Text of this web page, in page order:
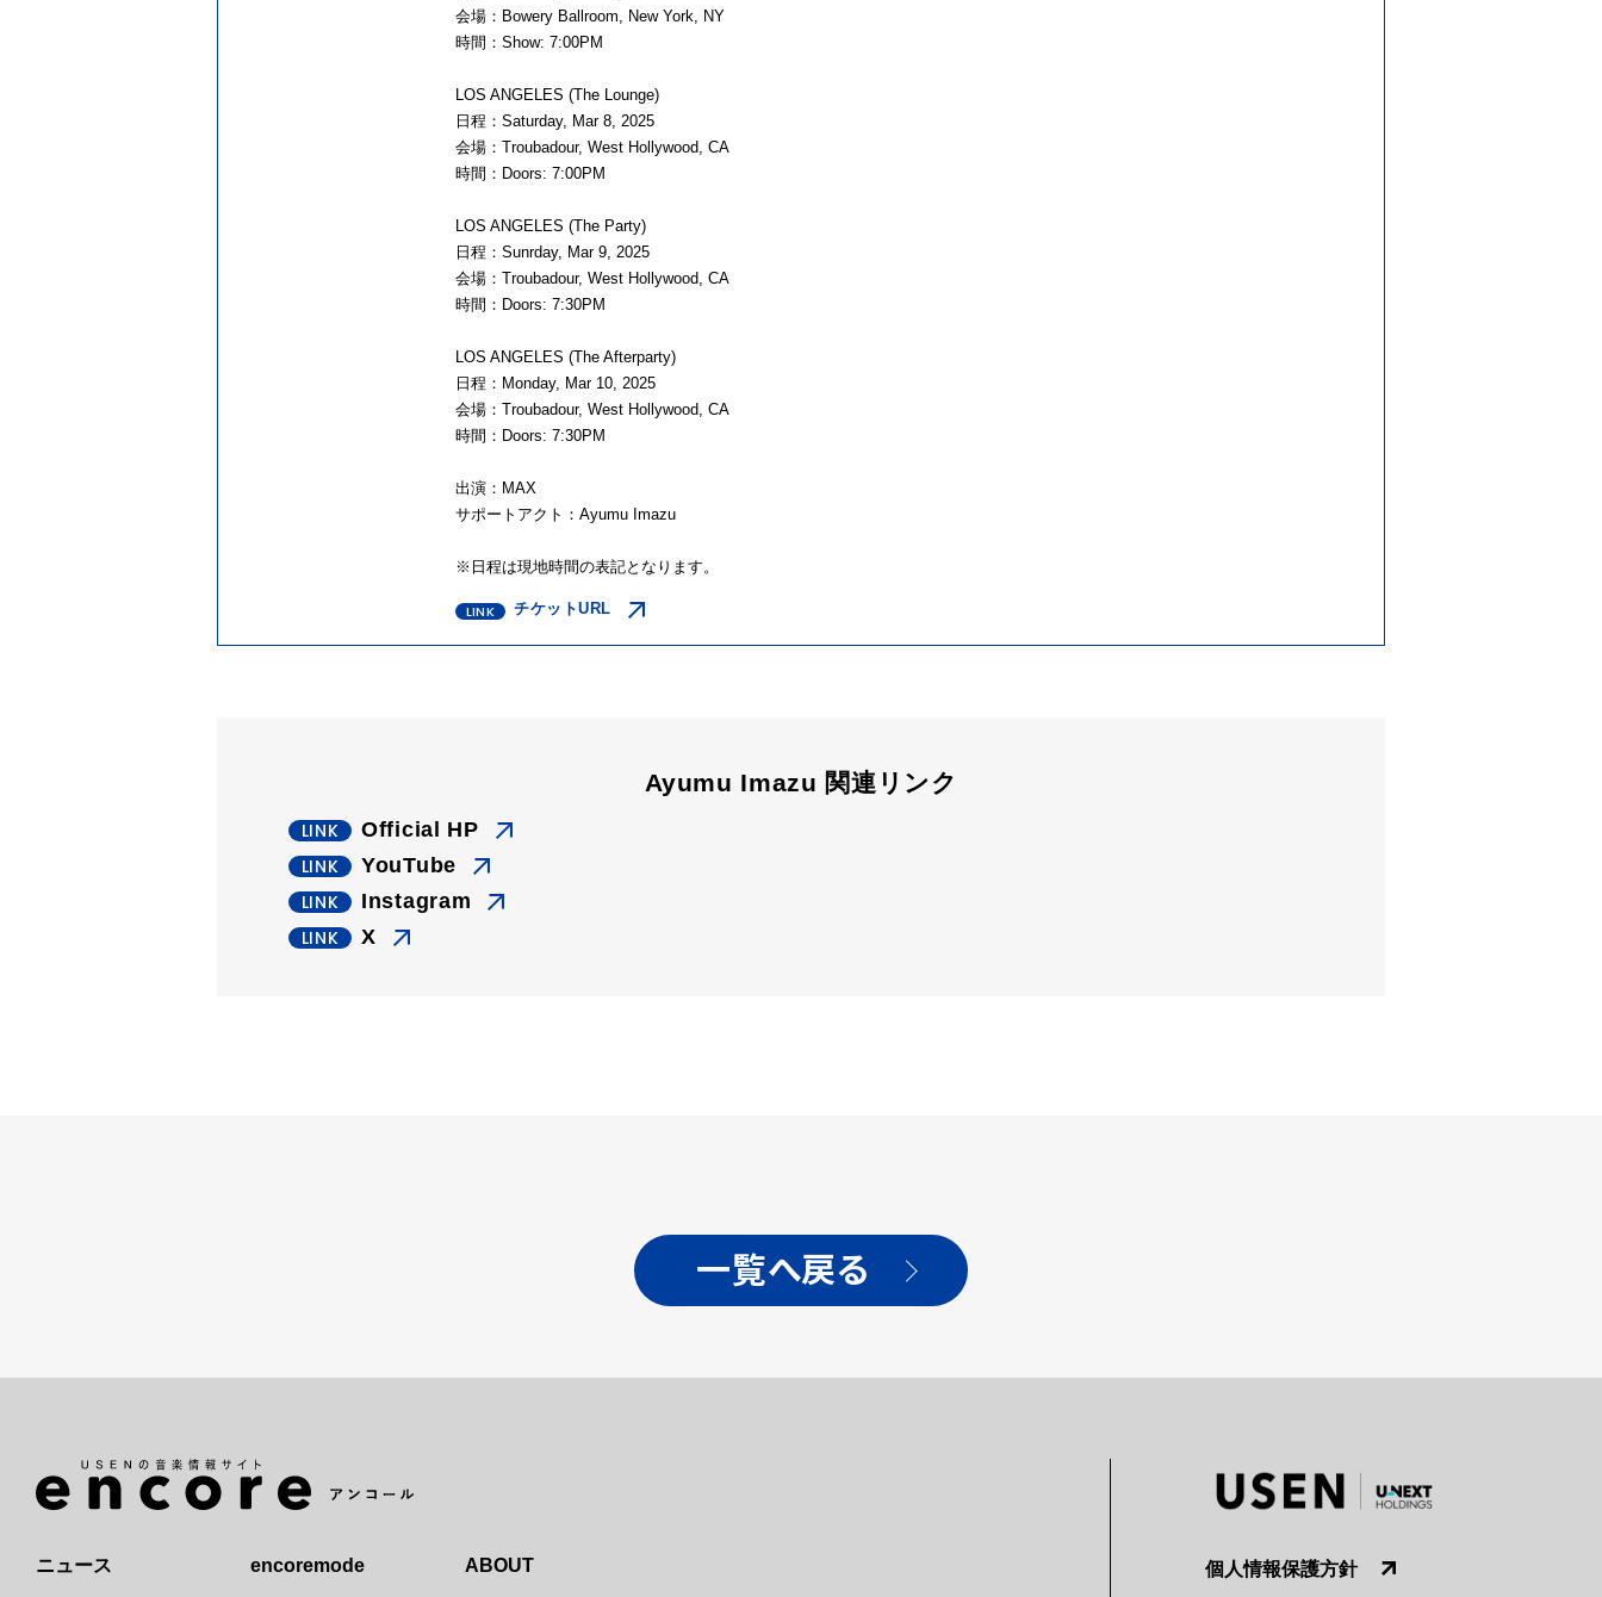
会場：Bowery Ballroom, New York, NY
時間：Show: 7:00PM
LOS ANGELES (The Lounge)
日程：Saturday, Mar 8, 2025
会場：Troubadour, West Hollywood, CA
時間：Doors: 7:00PM
LOS ANGELES (The Party)
日程：Sunrday, Mar 9, 2025
会場：Troubadour, West Hollywood, CA
時間：Doors: 7:30PM
LOS ANGELES (The Afterparty)
日程：Monday, Mar 10, 2025
会場：Troubadour, West Hollywood, CA
時間：Doors: 7:30PM
出演：MAX
サポートアクト：Ayumu Imazu
※日程は現地時間の表記となります。
チケットURL
Ayumu Imazu 関連リンク
Official HP
YouTube
Instagram
X
一覧へ戻る
ニュース encoremode ABOUT 個人情報保護方針